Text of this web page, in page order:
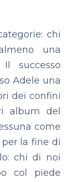
chi
una
successo
Adele una
dei confini
album del
come
la fine di
chi di noi
col piede